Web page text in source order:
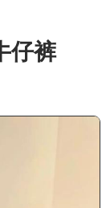
仔裤